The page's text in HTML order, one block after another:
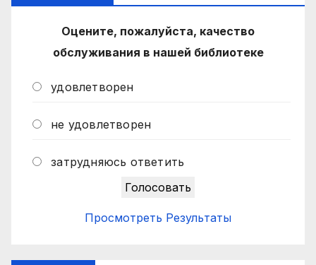
Оцените, пожалуйста, качество
обслуживания в нашей библиотеке
удовлетворен
не удовлетворен
затрудняюсь ответить
Просмотреть Результаты